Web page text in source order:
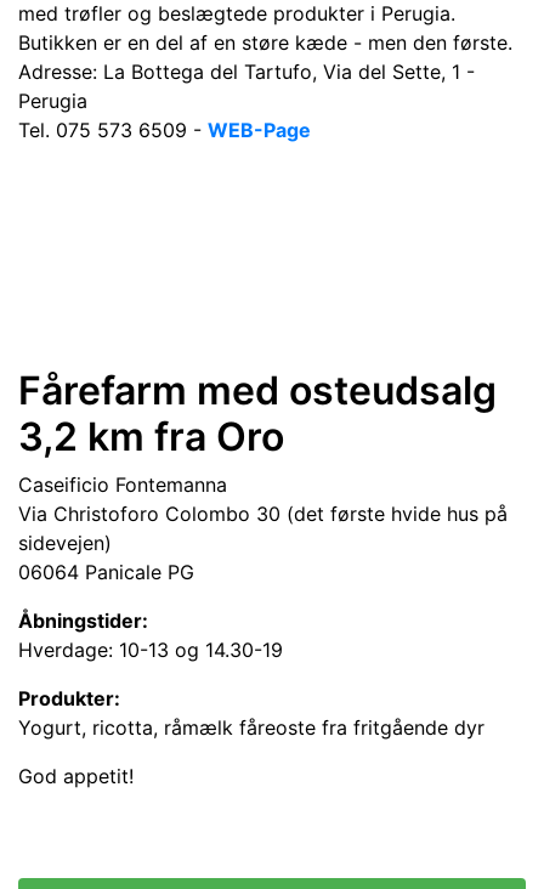
med trøfler og beslægtede produkter i Perugia.
Butikken er en del af en støre kæde - men den første.
Adresse: La Bottega del Tartufo, Via del Sette, 1 -
Perugia
Tel. 075 573 6509 - WEB-Page
Fårefarm med osteudsalg
3,2 km fra Oro
Caseificio Fontemanna
Via Christoforo Colombo 30 (det første hvide hus på
sidevejen)
06064 Panicale PG
Åbningstider:
Hverdage: 10-13 og 14.30-19
Produkter:
Yogurt, ricotta, råmælk fåreoste fra fritgående dyr
God appetit!